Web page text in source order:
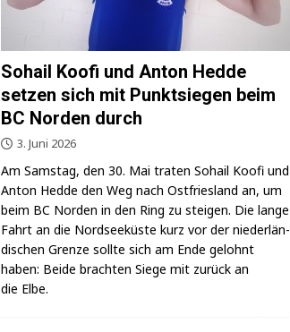
Sohail Koofi und Anton Hedde
setzen sich mit Punktsiegen beim
BC Norden durch
3. Juni 2026
Am Sams­tag, den 30. Mai tra­ten Sohail Koo­fi und
Anton Hed­de den Weg nach Ost­fries­land an, um
beim BC Nor­den in den Ring zu stei­gen. Die lan­ge
Fahrt an die Nord­see­küs­te kurz vor der nie­der­län­
di­schen Gren­ze soll­te sich am Ende gelohnt
haben: Bei­de brach­ten Sie­ge mit zurück an
die Elbe.